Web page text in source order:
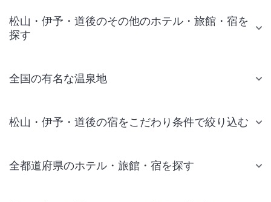
松山・伊予・道後のその他のホテル・旅館・宿を
探す
全国の有名な温泉地
松山・伊予・道後の宿をこだわり条件で絞り込む
全都道府県のホテル・旅館・宿を探す